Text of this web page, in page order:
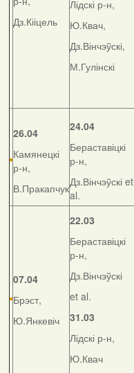
Дз.Кііцель
Лідскі р-н,
Ю.Квач,
Дз.Вінчэўскі,
М.Гулінскі
26.04
Камянецкі
р-н,
В.Пракапчук
24.04
Бераставіцкі
р-н,
Дз.Вінчэўскі et
al.
07.04
Брэст,
Ю.Янкевіч
22.03
Бераставіцкі
р-н,
Дз.Вінчэўскі
et al.
31.03
Лідскі р-н,
Ю.Квач